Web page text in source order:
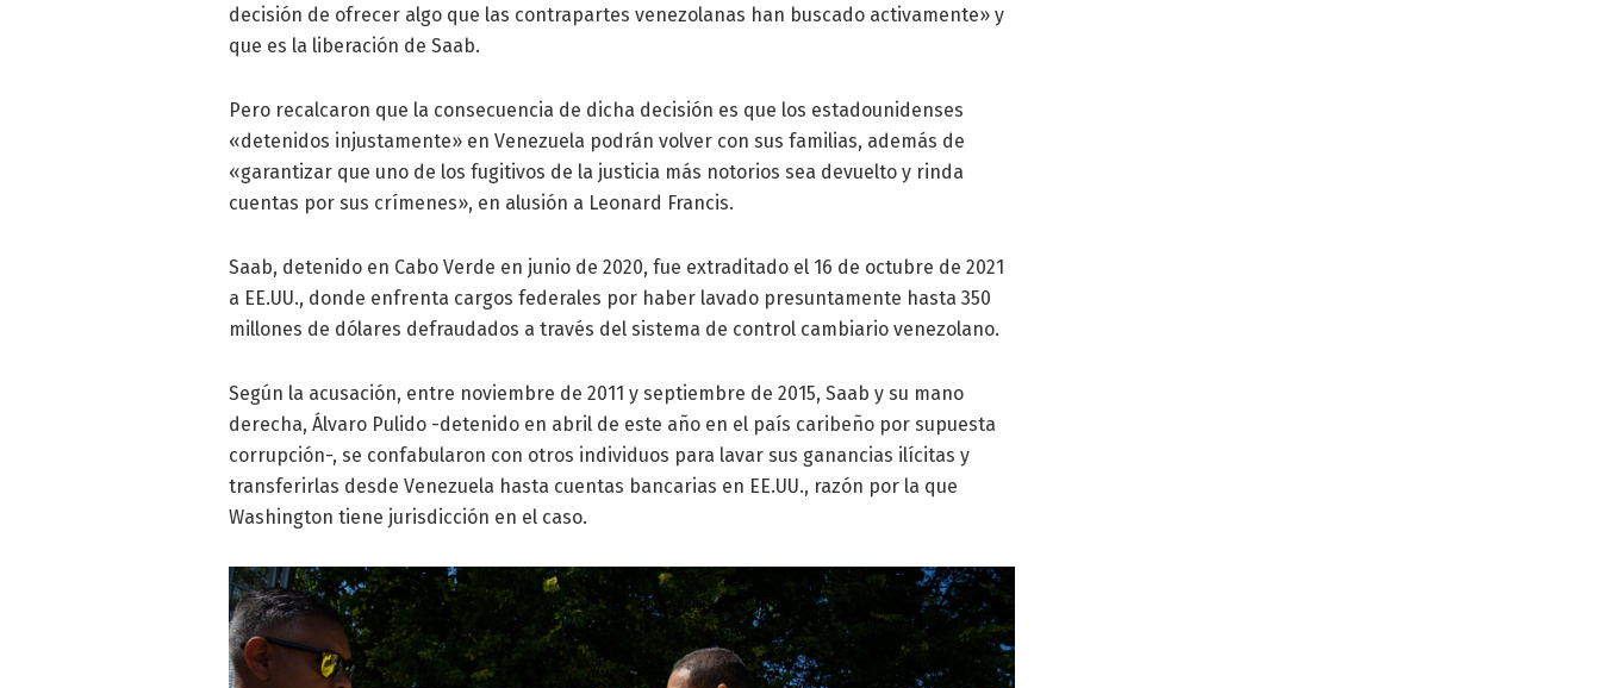
decisión de ofrecer algo que las contrapartes venezolanas han buscado activamente» y
que es la liberación de Saab.
Pero recalcaron que la consecuencia de dicha decisión es que los estadounidenses
«detenidos injustamente» en Venezuela podrán volver con sus familias, además de
«garantizar que uno de los fugitivos de la justicia más notorios sea devuelto y rinda
cuentas por sus crímenes», en alusión a Leonard Francis.
Saab, detenido en Cabo Verde en junio de 2020, fue extraditado el 16 de octubre de 2021
a EE.UU., donde enfrenta cargos federales por haber lavado presuntamente hasta 350
millones de dólares defraudados a través del sistema de control cambiario venezolano.
Según la acusación, entre noviembre de 2011 y septiembre de 2015, Saab y su mano
derecha, Álvaro Pulido -detenido en abril de este año en el país caribeño por supuesta
corrupción-, se confabularon con otros individuos para lavar sus ganancias ilícitas y
transferirlas desde Venezuela hasta cuentas bancarias en EE.UU., razón por la que
Washington tiene jurisdicción en el caso.